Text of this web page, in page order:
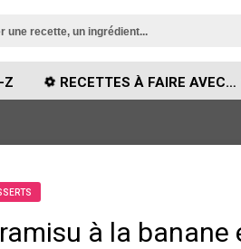
Z RECETTES À FAIRE AVEC…
à la banane